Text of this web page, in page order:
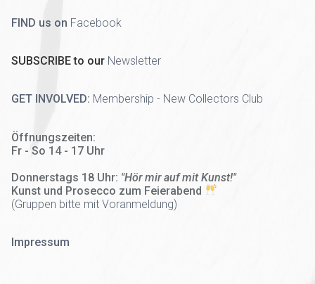
FIND us on Facebook
SUBSCRIBE to our Newsletter
GET INVOLVED: Membership - New Collectors Club
Öffnungszeiten:
Fr - So 14 - 17 Uhr
Donnerstags 18 Uhr: "Hör mir auf mit Kunst!"
Kunst und Prosecco zum Feierabend
(Gruppen bitte mit Voranmeldung)
Impressum